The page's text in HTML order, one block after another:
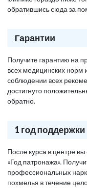
обратившись сюда за
Гарантии
Получите гарантию на
всех медицинских
соблюдении всех
достигнуто
обратно.
1 год поддержки
После курса в центре
«Год патронажа».
профессиональных
похмелья в течение